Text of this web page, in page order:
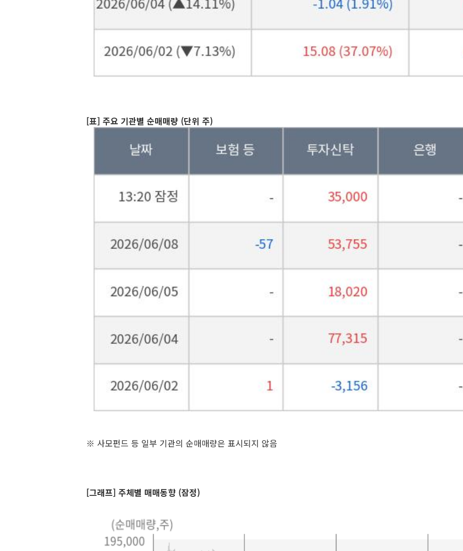
[표] 주요 기관별 순매매량 (단위 주)
※ 사모펀드 등 일부 기관의 순매매량은 표시되지 않음
[그래프] 주체별 매매동향 (잠정)